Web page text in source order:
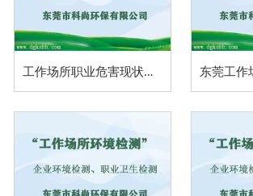
工作场所职业危害现状评价